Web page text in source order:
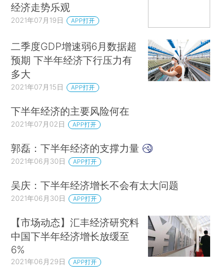
经济走势乐观
2021年07月19日 APP打开
二季度GDP增速弱6月数据超
预期 下半年经济下行压力有
多大
2021年07月15日 APP打开
下半年经济的主要风险何在
2021年07月02日 APP打开
郭磊：下半年经济的支撑力量
2021年06月30日 APP打开
吴庆：下半年经济增长不会有太大问题
2021年06月30日 APP打开
【市场动态】汇丰经济研究料
中国下半年经济增长放缓至
6%
2021年06月29日 APP打开